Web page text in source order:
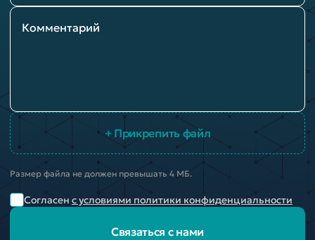
Комментарий
+ Прикрепить файл
Размер файла не должен превышать 4 МБ.
Согласен с условиями политики конфиденциальности
Связаться с нами